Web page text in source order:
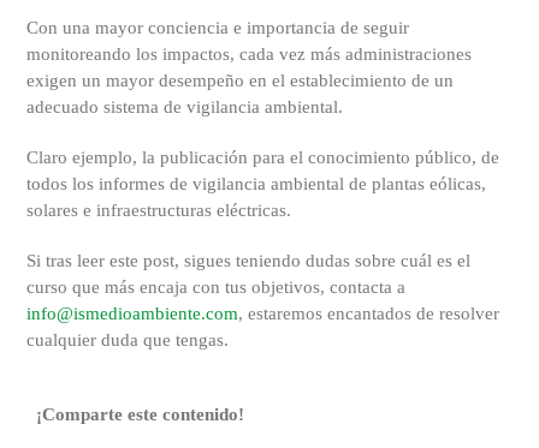
Con una mayor conciencia e importancia de seguir
monitoreando los impactos, cada vez más administraciones
exigen un mayor desempeño en el establecimiento de un
adecuado sistema de vigilancia ambiental.
Claro ejemplo, la publicación para el conocimiento público, de
todos los informes de vigilancia ambiental de plantas eólicas,
solares e infraestructuras eléctricas.
Si tras leer este post, sigues teniendo dudas sobre cuál es el
curso que más encaja con tus objetivos, contacta a
info@ismedioambiente.com, estaremos encantados de resolver
cualquier duda que tengas.
¡Comparte este contenido!